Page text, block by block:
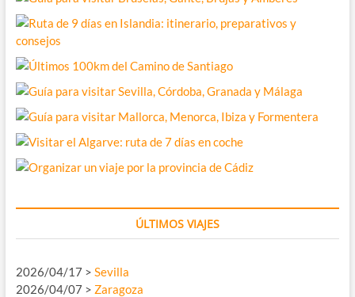
ÚLTIMOS VIAJES
2026/04/17 > Sevilla
2026/04/07 > Zaragoza